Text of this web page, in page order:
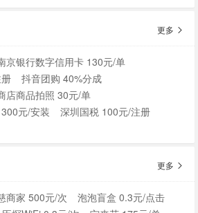
更多
京银行数字信用卡 130元/单
抖音团购 40%分成
店商品拍照 30元/单
元/安装
深圳国税 100元/注册
更多
商家 500元/次
泡泡盲盒 0.3元/点击